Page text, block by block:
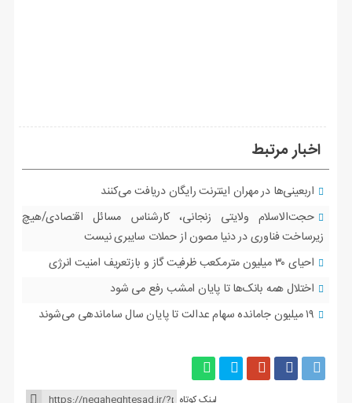
اخبار مرتبط
اربعینی‌ها در مهران اینترنت رایگان دریافت می‌کنند
حجت‌الاسلام ولایتی زنجانی، کارشناس مسائل اقتصادی/هیچ
زیرساخت فناوری در دنیا مصون از حملات سایبری نیست
احیای ۳۰ میلیون مترمکعب ظرفیت گاز و بازتعریف امنیت انرژی
اختلال همه بانک‌ها تا پایان امشب رفع می شود
۱۹ میلیون جامانده سهام عدالت تا پایان سال ساماندهی می‌شوند